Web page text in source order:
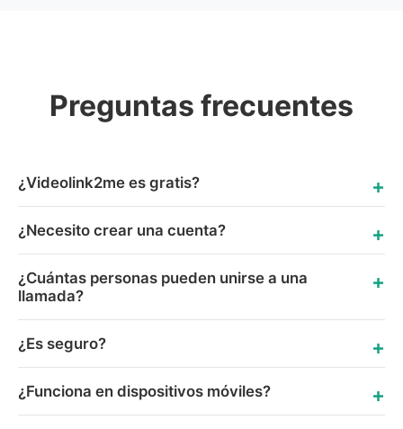
Preguntas frecuentes
¿Videolink2me es gratis?
¿Necesito crear una cuenta?
¿Cuántas personas pueden unirse a una
llamada?
¿Es seguro?
¿Funciona en dispositivos móviles?